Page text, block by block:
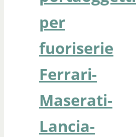
per
fuoriserie
Ferrari-
Maserati-
Lancia-